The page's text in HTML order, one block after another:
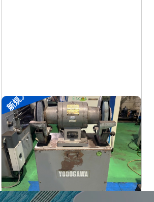
新規入荷
両頭グラインダー
メーカー 淀川電機
形 式 FG-255T
年